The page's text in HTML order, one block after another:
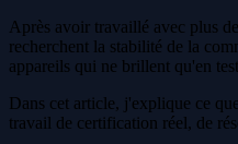
Après avoir travaillé avec plus
recherchent la stabilité de la
appareils qui ne brillent qu'en
Dans cet article, j'explique ce
travail de certification réel, de